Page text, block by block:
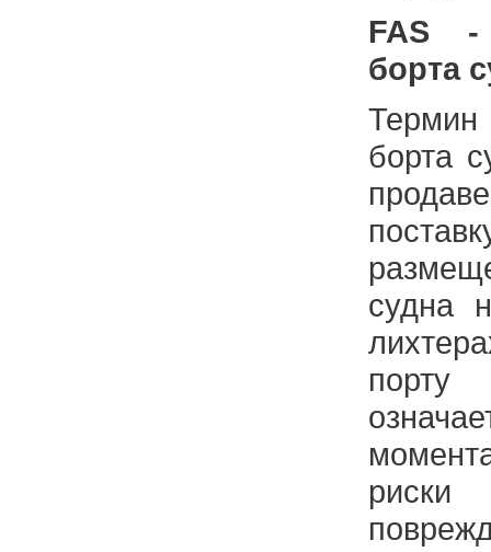
FAS -
борта
борта
судна